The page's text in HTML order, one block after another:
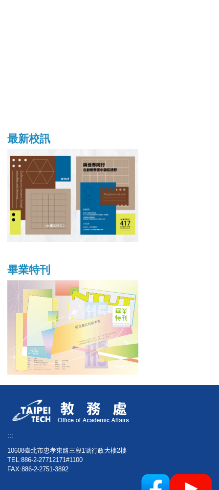
最新校訊
畢業特刊
:::
10608臺北市忠孝東路三段1號行政大樓2樓
TEL:886-2-27712171#1100
FAX:886-2-2751-3892